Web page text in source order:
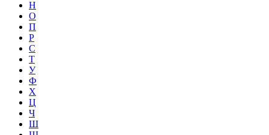
Н
О
П
Р
С
Т
У
Ф
Х
Ц
Ч
Ш